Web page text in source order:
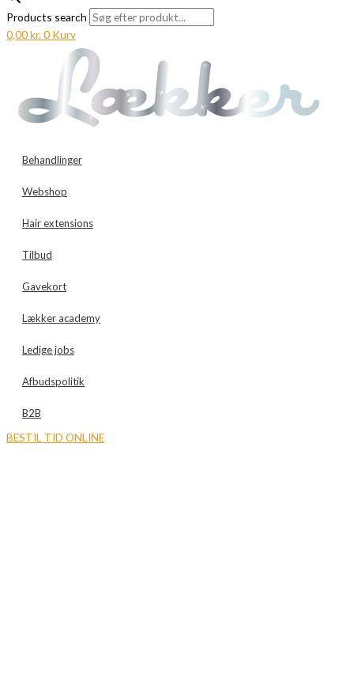
Products search
0,00kr.0 Kurv
Behandlinger
Webshop
Hair extensions
Tilbud
Gavekort
Lækker academy
Ledige jobs
Afbudspolitik
B2B
BESTIL TID ONLINE